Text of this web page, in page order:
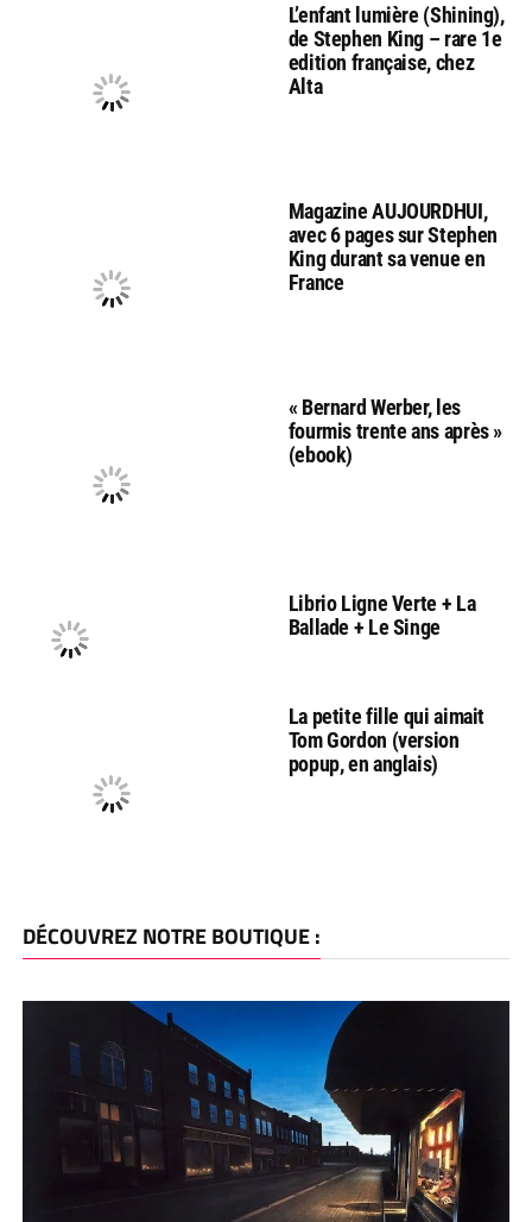
L’enfant lumière (Shining),
de Stephen King – rare 1e
edition française, chez
Alta
Magazine AUJOURDHUI,
avec 6 pages sur Stephen
King durant sa venue en
France
« Bernard Werber, les
fourmis trente ans après »
(ebook)
Librio Ligne Verte + La
Ballade + Le Singe
La petite fille qui aimait
Tom Gordon (version
popup, en anglais)
DÉCOUVREZ NOTRE BOUTIQUE :